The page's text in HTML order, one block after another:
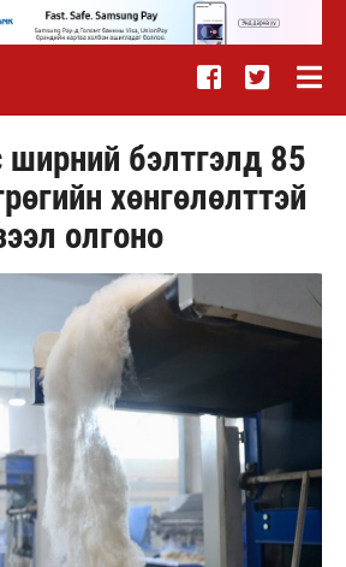
ширний бэлтгэлд 85
хөнгөлөлттэй
олгоно